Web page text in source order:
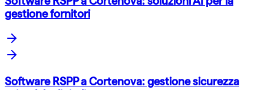
gestione fornitori
Software RSPP a Cortenova: gestione sicurezza